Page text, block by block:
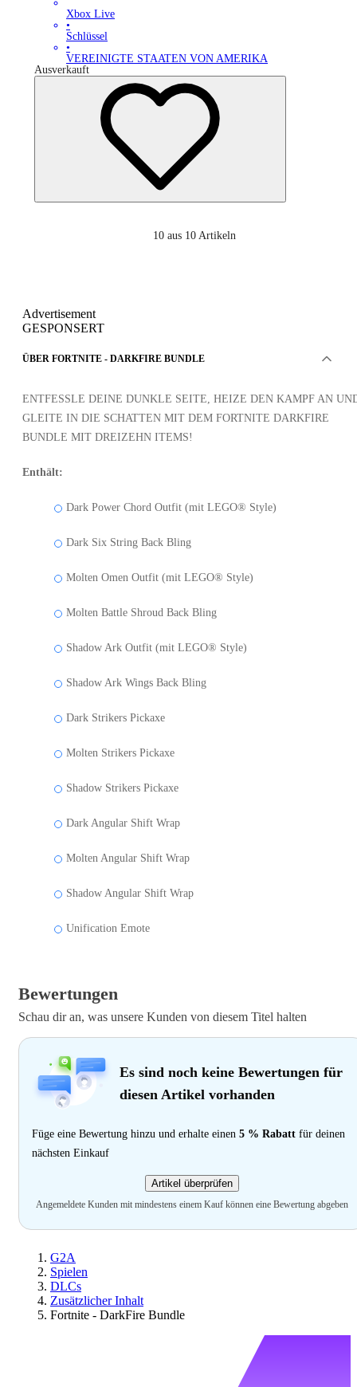
Xbox Live
•
Schlüssel
•
VEREINIGTE STAATEN VON AMERIKA
Ausverkauft
10 aus 10 Artikeln
Advertisement
GESPONSERT
ÜBER FORTNITE - DARKFIRE BUNDLE
ENTFESSLE DEINE DUNKLE SEITE, HEIZE DEN KAMPF AN
GLEITE IN DIE SCHATTEN MIT DEM FORTNITE DARKFIRE
BUNDLE MIT DREIZEHN ITEMS!
Enthält:
Dark Power Chord Outfit (mit LEGO® Style)
Dark Six String Back Bling
Molten Omen Outfit (mit LEGO® Style)
Molten Battle Shroud Back Bling
Shadow Ark Outfit (mit LEGO® Style)
Shadow Ark Wings Back Bling
Dark Strikers Pickaxe
Molten Strikers Pickaxe
Shadow Strikers Pickaxe
Dark Angular Shift Wrap
Molten Angular Shift Wrap
Shadow Angular Shift Wrap
Unification Emote
Bewertungen
Schau dir an, was unsere Kunden von diesem Titel halten
Es sind noch keine Bewertungen für
diesen Artikel vorhanden
Füge eine Bewertung hinzu und erhalte einen 5 % Rabatt für deinen
nächsten Einkauf
Artikel überprüfen
Angemeldete Kunden mit mindestens einem Kauf können eine Bewertung abgeben
G2A
Spielen
DLCs
Zusätzlicher Inhalt
Fortnite - DarkFire Bundle